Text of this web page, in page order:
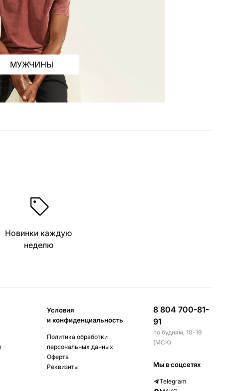
МУЖЧИНЫ
Новинки каждую
неделю
Условия
и конфиденциальность
Политика обработки
персональных данных
Оферта
Реквизиты
8 804 700-81-
91
по будням, 10-19
(МСК)
Мы в соцсетях
Telegram